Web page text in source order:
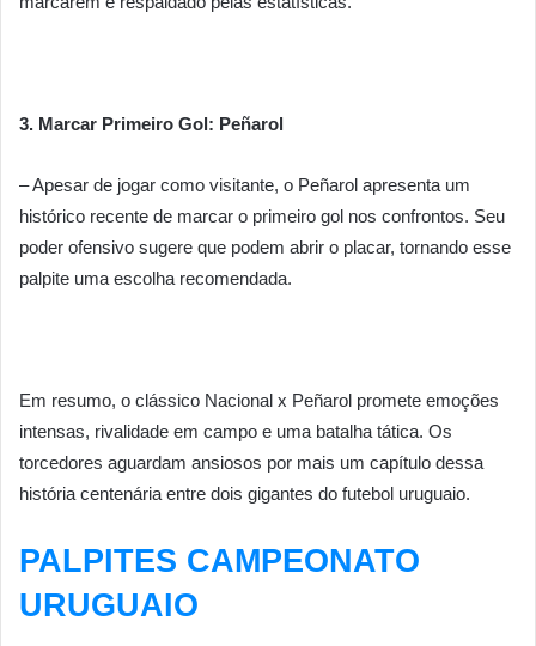
3. Marcar Primeiro Gol: Peñarol
– Apesar de jogar como visitante, o Peñarol apresenta um
histórico recente de marcar o primeiro gol nos confrontos. Seu
poder ofensivo sugere que podem abrir o placar, tornando esse
palpite uma escolha recomendada.
Em resumo, o clássico Nacional x Peñarol promete emoções
intensas, rivalidade em campo e uma batalha tática. Os
torcedores aguardam ansiosos por mais um capítulo dessa
história centenária entre dois gigantes do futebol uruguaio.
PALPITES CAMPEONATO
URUGUAIO